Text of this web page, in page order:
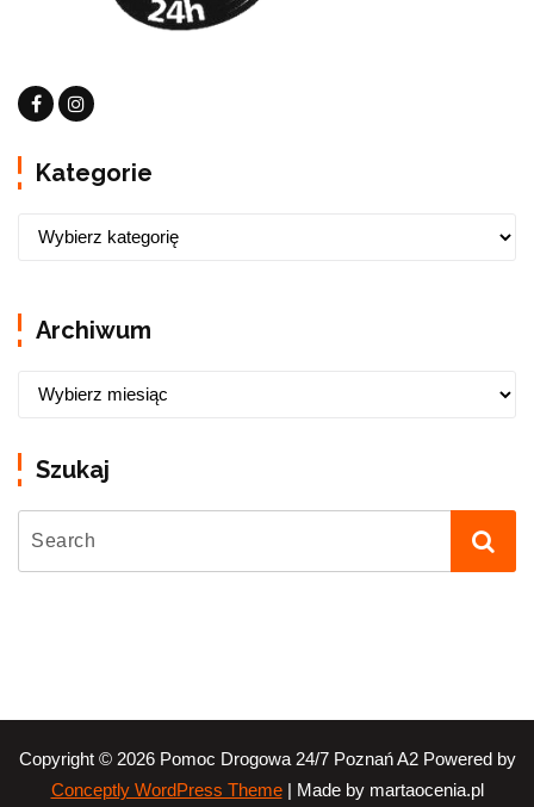
Kategorie
Archiwum
Szukaj
Copyright © 2026 Pomoc Drogowa 24/7 Poznań A2 Powered by
Conceptly WordPress Theme| Made by martaocenia.pl